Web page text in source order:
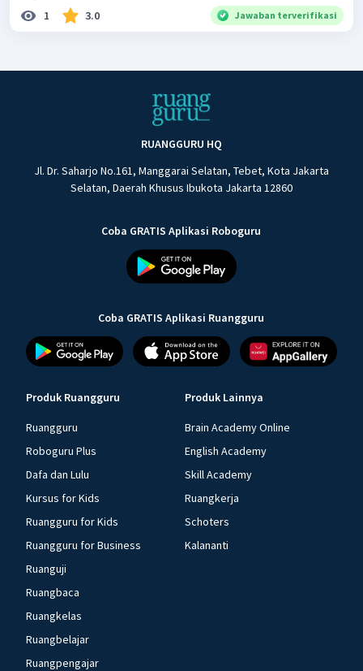
1 3.0 Jawaban terverifikasi
RUANGGURU HQ
Jl. Dr. Saharjo No.161, Manggarai Selatan, Tebet, Kota Jakarta
Selatan, Daerah Khusus Ibukota Jakarta 12860
Coba GRATIS Aplikasi Roboguru
Coba GRATIS Aplikasi Ruangguru
Produk Ruangguru
Ruangguru
Roboguru Plus
Dafa dan Lulu
Kursus for Kids
Ruangguru for Kids
Ruangguru for Business
Ruanguji
Ruangbaca
Ruangkelas
Ruangbelajar
Ruangpengajar
Produk Lainnya
Brain Academy Online
English Academy
Skill Academy
Ruangkerja
Schoters
Kalananti